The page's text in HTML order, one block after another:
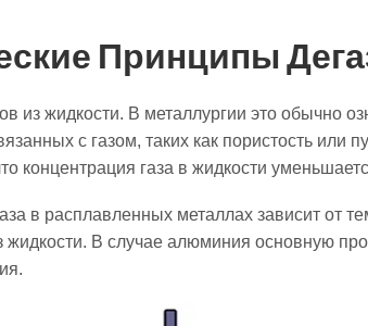
Принципы
из жидкости. В металлургии это обычно
с газом, таких как пористость
концентрация газа в жидкости
в расплавленных металлах зависит от
В случае алюминия основную